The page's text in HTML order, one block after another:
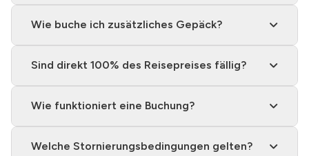
Wie buche ich zusätzliches Gepäck?
Sind direkt 100% des Reisepreises fällig?
Wie funktioniert eine Buchung?
Welche Stornierungsbedingungen gelten?